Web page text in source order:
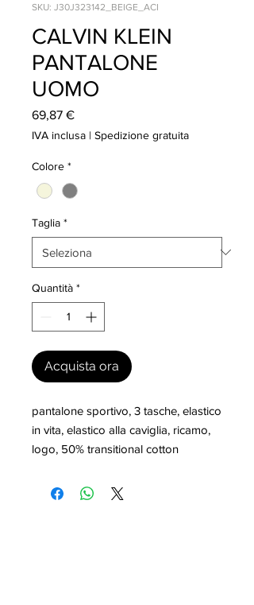
SKU: J30J323142_BEIGE_ACI
CALVIN KLEIN
PANTALONE
UOMO
69,87 €Prezzo
IVA inclusa | Spedizione gratuita
Colore *
Taglia *
Quantità *
Acquista ora
pantalone sportivo, 3 tasche, elastico
in vita, elastico alla caviglia, ricamo,
logo, 50% transitional cotton